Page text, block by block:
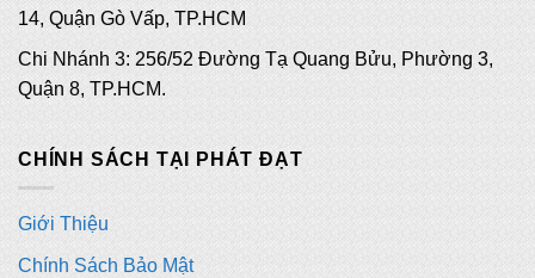
14, Quận Gò Vấp, TP.HCM
Chi Nhánh 3: 256/52 Đường Tạ Quang Bửu, Phường 3,
Quận 8, TP.HCM.
CHÍNH SÁCH TẠI PHÁT ĐẠT
Giới Thiệu
Chính Sách Bảo Mật